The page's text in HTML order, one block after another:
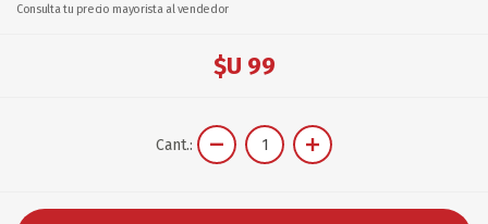
Consulta tu precio mayorista al vendedor
$U 99
Cant.: